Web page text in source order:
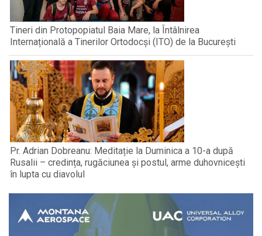
Tineri din Protopopiatul Baia Mare, la Întâlnirea
Internațională a Tinerilor Ortodocși (ITO) de la București
Pr. Adrian Dobreanu: Meditație la Duminica a 10-a după
Rusalii – credința, rugăciunea și postul, arme duhovnicești
în lupta cu diavolul